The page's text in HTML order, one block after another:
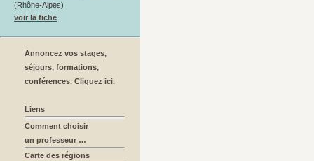
(Rhône-Alpes)
voir la fiche
Annoncez vos stages,
séjours, formations,
conférences. Cliquez ici.
Liens
Comment choisir
un professeur …
Carte des régions